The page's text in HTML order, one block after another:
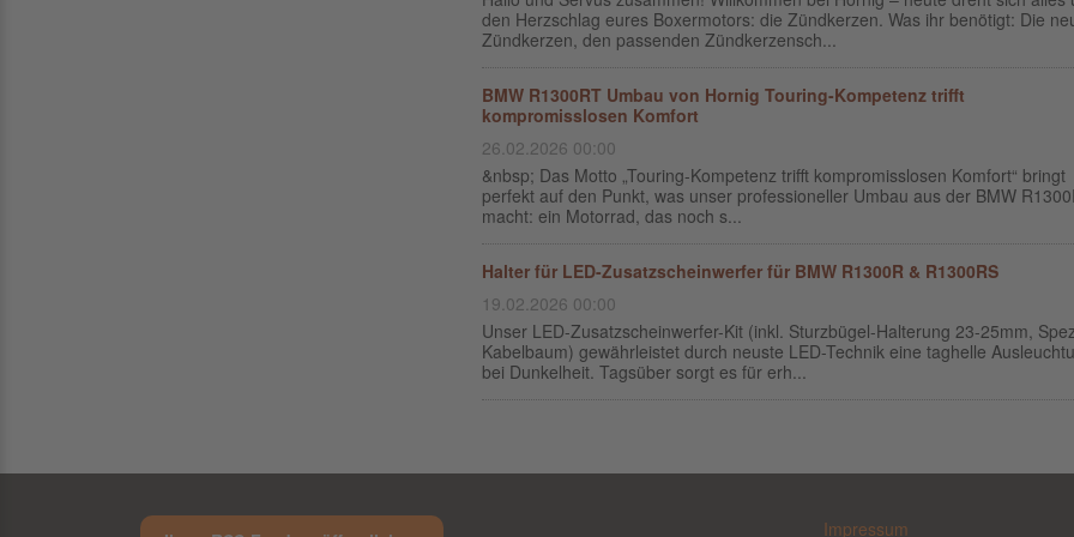
den Herzschlag eures Boxermotors: die Zündkerzen. Was ihr benötigt: Die
Zündkerzen, den passenden Zündkerzensch...
BMW R1300RT Umbau von Hornig Touring-Kompetenz trifft
kompromisslosen Komfort
26.02.2026 00:00
&nbsp; Das Motto „Touring-Kompetenz trifft kompromisslosen Komfort“ bringt
perfekt auf den Punkt, was unser professioneller Umbau aus der BMW
macht: ein Motorrad, das noch s...
Halter für LED-Zusatzscheinwerfer für BMW R1300R & R1300RS
19.02.2026 00:00
Unser LED-Zusatzscheinwerfer-Kit (inkl. Sturzbügel-Halterung 23-25mm,
Kabelbaum) gewährleistet durch neuste LED-Technik eine taghelle
bei Dunkelheit. Tagsüber sorgt es für erh...
Impressum